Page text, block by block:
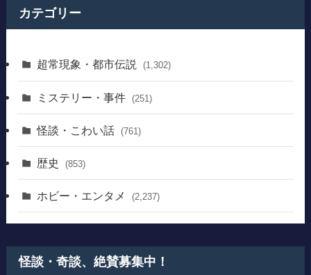
カテゴリー
超常現象・都市伝説 (1,302)
ミステリー・事件 (251)
怪談・こわい話 (761)
歴史 (853)
ホビー・エンタメ (2,237)
怪談・奇談、絶賛募集中！